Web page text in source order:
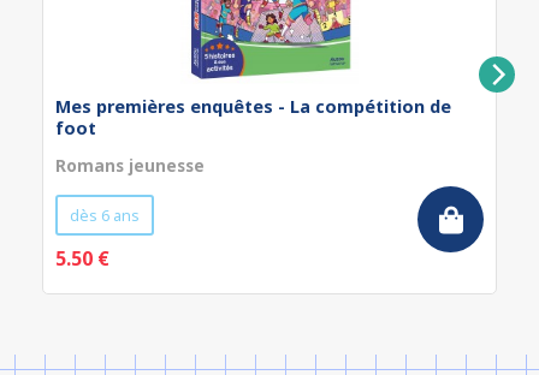
Mes premières enquêtes - La compétition de
foot
Romans jeunesse
dès 6 ans
5.50 €